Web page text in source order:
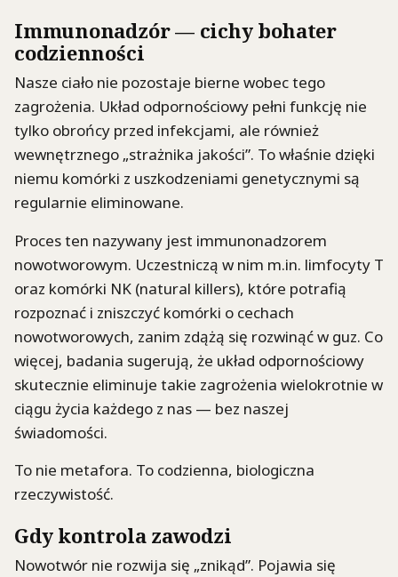
Immunonadzór — cichy bohater
codzienności
Nasze ciało nie pozostaje bierne wobec tego
zagrożenia. Układ odpornościowy pełni funkcję nie
tylko obrońcy przed infekcjami, ale również
wewnętrznego „strażnika jakości”. To właśnie dzięki
niemu komórki z uszkodzeniami genetycznymi są
regularnie eliminowane.
Proces ten nazywany jest immunonadzorem
nowotworowym. Uczestniczą w nim m.in. limfocyty T
oraz komórki NK (natural killers), które potrafią
rozpoznać i zniszczyć komórki o cechach
nowotworowych, zanim zdążą się rozwinąć w guz. Co
więcej, badania sugerują, że układ odpornościowy
skutecznie eliminuje takie zagrożenia wielokrotnie w
ciągu życia każdego z nas — bez naszej
świadomości.
To nie metafora. To codzienna, biologiczna
rzeczywistość.
Gdy kontrola zawodzi
Nowotwór nie rozwija się „znikąd”. Pojawia się